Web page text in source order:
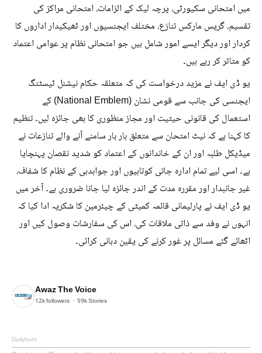
میں امتحانی سکیورٹی، پرچہ لیک کے الزامات، امتحانی مراکز کی
تقسیم، گریس مارکس تنازع، مختلف ایجنسیوں اور ٹھیکیدار اداروں کا
کردار اور دیگر ایسے امور شامل ہیں جو امتحانی نظام پر عوامی اعتماد
کو متاثر کر رہے ہیں۔
یو ڈی ایف نے مزید درخواست کی کہ متعلقہ حکام نیشنل ٹیسٹنگ
ایجنسی کی جانب سے قومی نشان (National Emblem) کے
استعمال کی قانونی حیثیت اور مجاز منظوری کا بھی جائزہ لیں۔ تنظیم
کا کہنا ہے کہ نیٹ امتحان سے متعلق بار بار سامنے آنے والے تنازعات نے
میڈیکل طلبہ اور ان کے خاندانوں کے اعتماد کو شدید نقصان پہنچایا
ہے۔ اسی لیے تمام ادارہ جاتی کوتاہیوں اور جوابدہی کے نظام کا شفاف،
غیر جانبدار اور مقررہ مدت کے اندر جائزہ لیا جانا ضروری ہے۔ آخر میں
یو ڈی ایف نے پارلیمانی قائمہ کمیٹی کے چیئرمین کا شکریہ ادا کیا کہ
انہوں نے وفد سے ذاتی ملاقات کی، اس کی سفارشات وصول کیں اور
اٹھائے گئے مسائل پر غور کرنے کی یقین دہانی کرائی۔
Awaz The Voice
12kfollowers 59kStories
Dailyhunt